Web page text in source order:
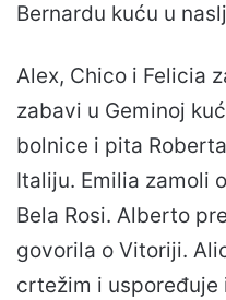
Bernardu kuću u
Alex, Chico i Felicia
zabavi u Geminoj
bolnice i pita
Italiju. Emilia zamoli
Bela Rosi. Alberto
govorila o Vitoriji.
crtežim i uspoređuje